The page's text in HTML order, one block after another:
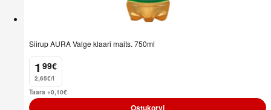
Siirup AURA Valge klaari maits. 750ml
1
. 99€
2,65€/l
Taara +0,10€
Ostukorvi